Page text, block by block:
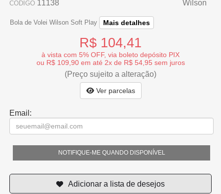
CÓDIGO 11138 Wilson
Bola de Volei Wilson Soft Play Mais detalhes
R$ 104,41
à vista com 5% OFF, via boleto depósito PIX
ou R$ 109,90 em até 2x de R$ 54,95 sem juros
(Preço sujeito a alteração)
Ver parcelas
Email:
NOTIFIQUE-ME QUANDO DISPONÍVEL